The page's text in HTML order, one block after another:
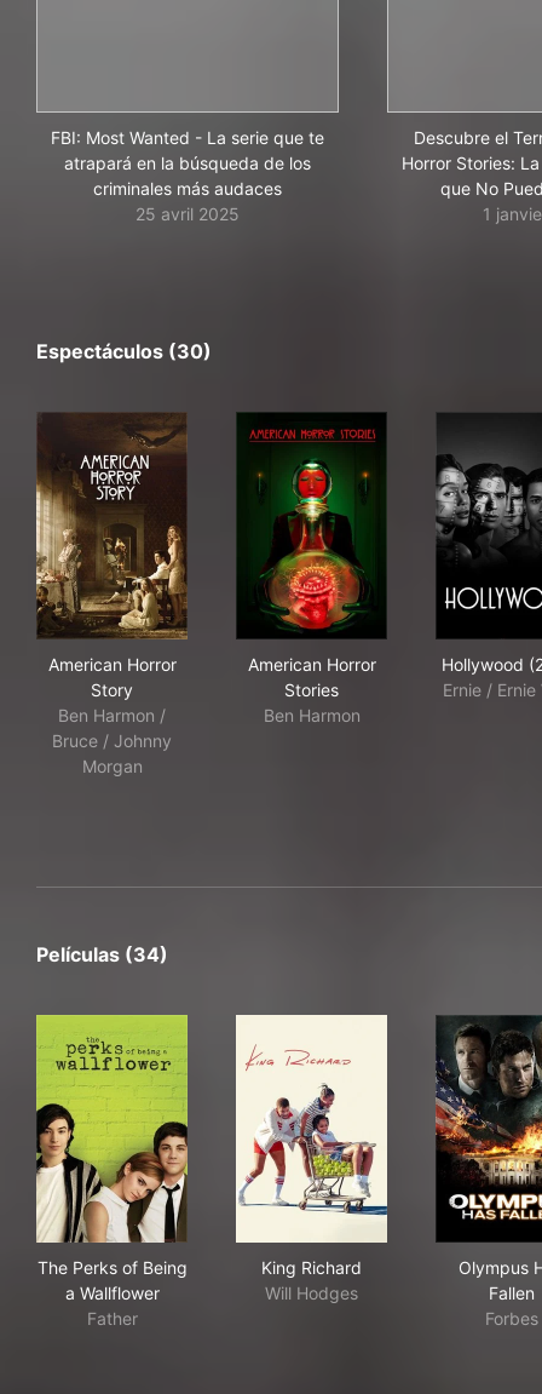
FBI: Most Wanted - La serie que te
atrapará en la búsqueda de los
criminales más audaces
25 avril 2025
Descubre el
Horror Stories:
que No
1
Espectáculos (30)
American Horror
Story
Ben Harmon /
Bruce / Johnny
Morgan
American Horror
Stories
Ben Harmon
Hollywood
Ernie / Ernie
Películas (34)
The Perks of Being
a Wallflower
Father
King Richard
Will Hodges
Olympus
Fallen
Forbes